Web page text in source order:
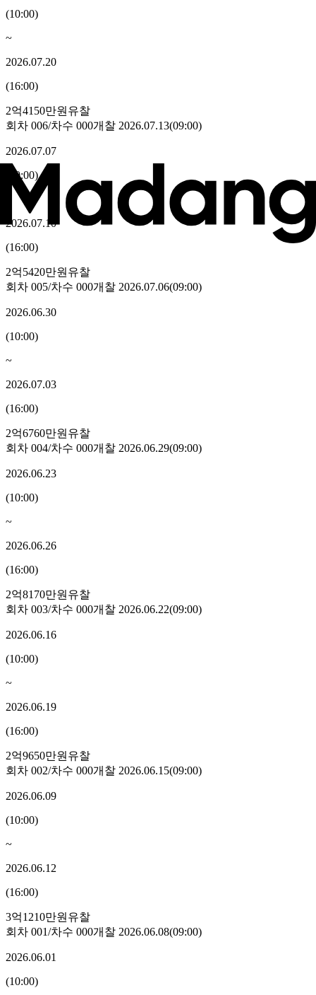
(10:00)
~
2026.07.20
(16:00)
2억4150만원 유찰
회차 006/차수 000개찰 2026.07.13(09:00)
2026.07.07
10:00)
2026.07.10
(16:00)
2억5420만원 유찰
회차 005/차수 000개찰 2026.07.06(09:00)
2026.06.30
(10:00)
~
2026.07.03
(16:00)
2억6760만원 유찰
회차 004/차수 000개찰 2026.06.29(09:00)
2026.06.23
(10:00)
~
2026.06.26
(16:00)
2억8170만원 유찰
회차 003/차수 000개찰 2026.06.22(09:00)
2026.06.16
(10:00)
~
2026.06.19
(16:00)
2억9650만원 유찰
회차 002/차수 000개찰 2026.06.15(09:00)
2026.06.09
(10:00)
~
2026.06.12
(16:00)
3억1210만원 유찰
회차 001/차수 000개찰 2026.06.08(09:00)
2026.06.01
(10:00)